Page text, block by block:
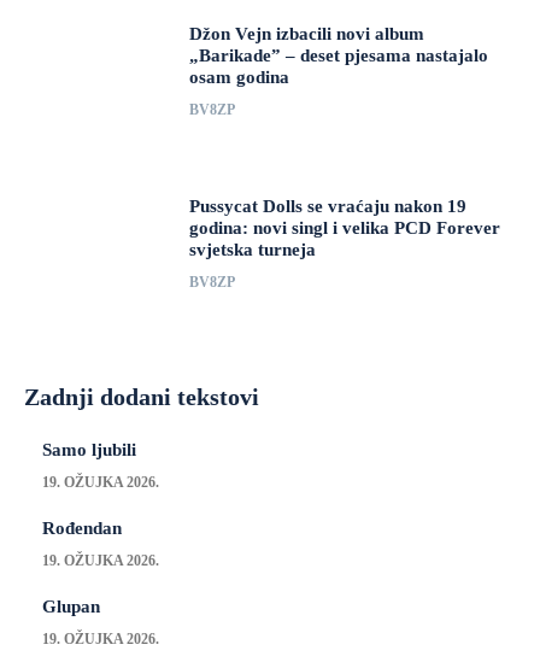
Džon Vejn izbacili novi album
„Barikade” – deset pjesama nastajalo
osam godina
BV8ZP
Pussycat Dolls se vraćaju nakon 19
godina: novi singl i velika PCD Forever
svjetska turneja
BV8ZP
Zadnji dodani tekstovi
Samo ljubili
19. OŽUJKA 2026.
Rođendan
19. OŽUJKA 2026.
Glupan
19. OŽUJKA 2026.